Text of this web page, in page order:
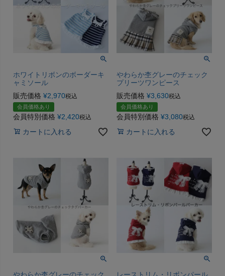
ホワイトリボンのボーダーキ
ャミソール
販売価格 ¥2,970税込
会員価格あり
会員特別価格 ¥2,420税込
カートに入れる
やわらか杢グレーのチェック
プリーツワンピース
販売価格 ¥3,630税込
会員価格あり
会員特別価格 ¥3,080税込
カートに入れる